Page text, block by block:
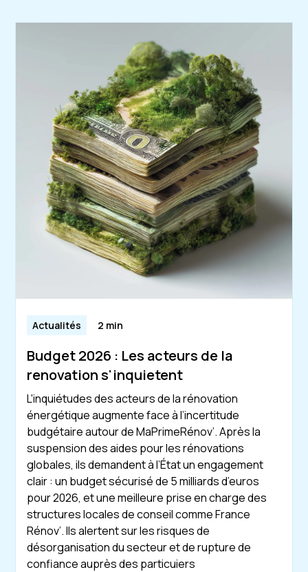
Actualités 2 min
Budget 2026 : Les acteurs de la
renovation s'inquietent
L'inquiétudes des acteurs de la rénovation
énergétique augmente face à l’incertitude
budgétaire autour de MaPrimeRénov’. Après la
suspension des aides pour les rénovations
globales, ils demandent à l’État un engagement
clair : un budget sécurisé de 5 milliards d’euros
pour 2026, et une meilleure prise en charge des
structures locales de conseil comme France
Rénov’. Ils alertent sur les risques de
désorganisation du secteur et de rupture de
confiance auprès des particuiers